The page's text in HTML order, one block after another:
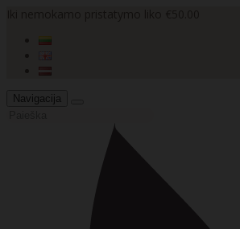
Navigacija